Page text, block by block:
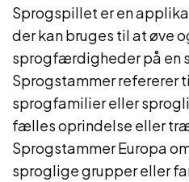
Sprogspillet er en
der kan bruges til at øve
sprogfærdigheder på en
Sprogstammer refererer
sprogfamilier eller
fælles oprindelse eller
Sprogstammer Europa
sproglige grupper eller